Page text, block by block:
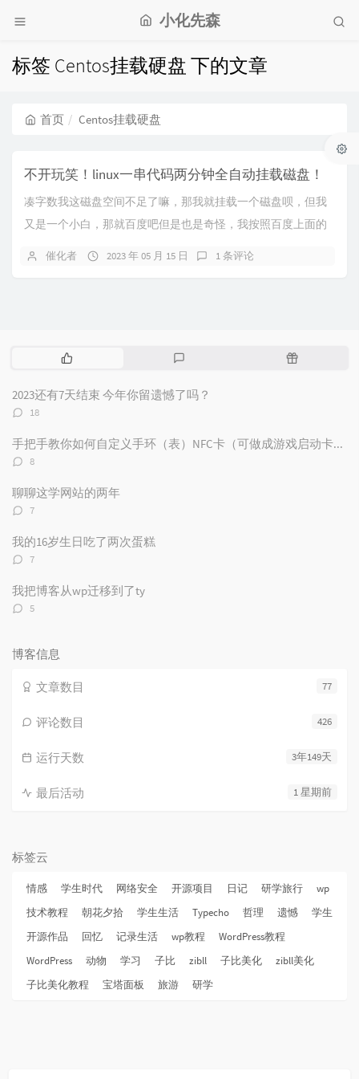
小化先森
标签 Centos挂载硬盘 下的文章
首页 Centos挂载硬盘
不开玩笑！linux一串代码两分钟全自动挂载磁盘！
凑字数我这磁盘空间不足了嘛，那我就挂载一个磁盘呗，但我
又是一个小白，那就百度吧但是也是奇怪，我按照百度上面的
催化者 2023 年 05 月 15 日 1 条评论
热
文
评
随
2023还有7天结束 今年你留遗憾了吗？
评
数：
18
手把手教你如何自定义手环（表）NFC卡（可做成游戏启动卡和电子名片）
评
数：
8
聊聊这学网站的两年
评
数：
7
我的16岁生日吃了两次蛋糕
评
数：
7
我把博客从wp迁移到了ty
评
5
博客信息
77
文章数目
426
评论数目
3年149天
运行天数
1 星期前
最后活动
标签云
情感 学生时代 网络安全 开源项目 日记 研学旅行
wp
技术教程
朝花夕拾 学生生活 Typecho 哲理 遗憾
学生
开源作品
回忆 记录生活 wp教程
WordPress教程
WordPress
动物 学习 子比 zibll 子比美化
zibll美化
子比美化教程
宝塔面板 旅游 研学